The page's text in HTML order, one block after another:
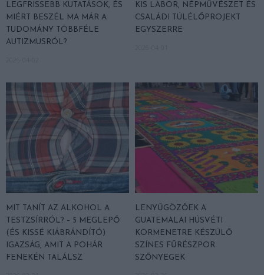
LEGFRISSEBB KUTATÁSOK, ÉS
MIÉRT BESZÉL MA MÁR A
TUDOMÁNY TÖBBFÉLE
AUTIZMUSRÓL?
KIS LABOR, NÉPMŰVÉSZET ÉS
CSALÁDI TÚLÉLŐPROJEKT
EGYSZERRE
MIT TANÍT AZ ALKOHOL A
TESTZSÍRRÓL? – 5 MEGLEPŐ
(ÉS KISSÉ KIÁBRÁNDÍTÓ)
IGAZSÁG, AMIT A POHÁR
FENEKÉN TALÁLSZ
LENYŰGÖZŐEK A
GUATEMALAI HÚSVÉTI
KÖRMENETRE KÉSZÜLŐ
SZÍNES FŰRÉSZPOR
SZŐNYEGEK